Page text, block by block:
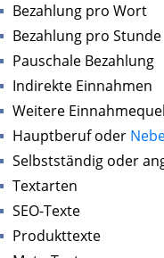
Bezahlung pro Wort
Bezahlung pro Stunde
Pauschale Bezahlung
Indirekte Einnahmen
Weitere
Hauptberuf oder
Selbstständig oder
Textarten
SEO-Texte
Produkttexte